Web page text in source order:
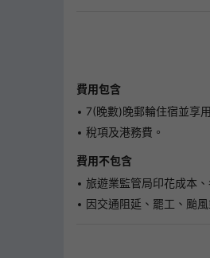
費用包含
7(晚數)晚郵輪住宿並享
稅項及港務費。
費用不包含
旅遊業監管局印花成本
因交通阻延、罷工、颱